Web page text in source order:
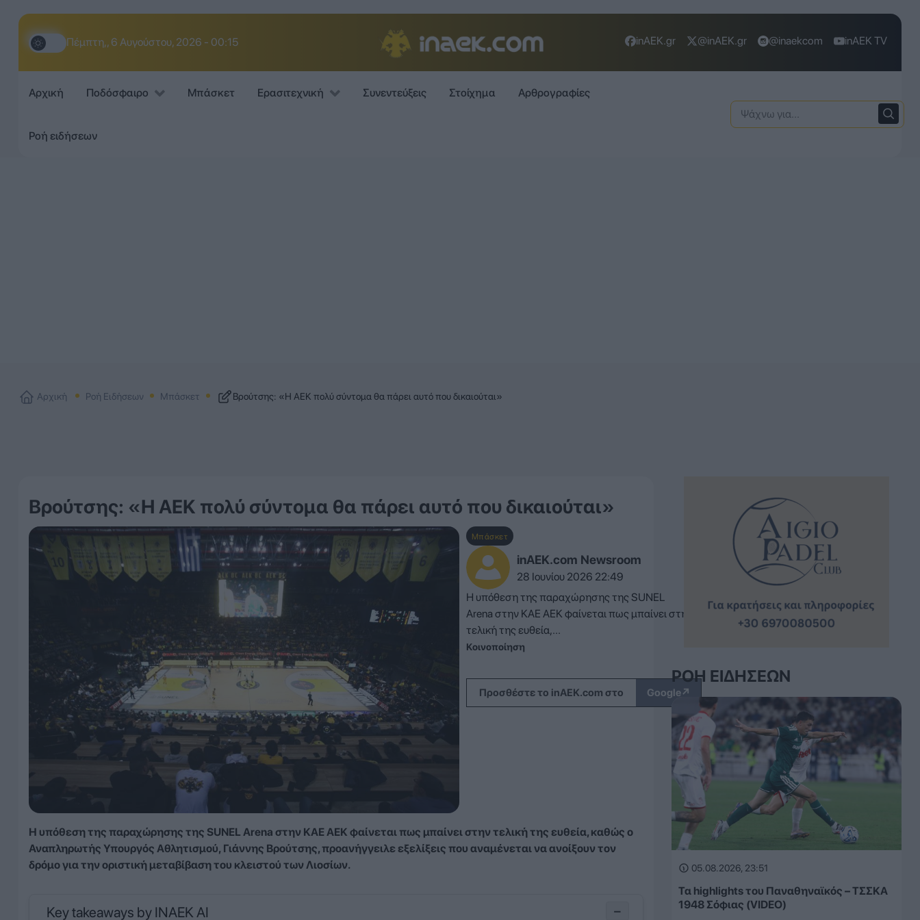
Πέμπτη,, 6 Αυγούστου, 2026 - 00:15 inAEK.gr @inAEK.gr @inaekcom inAEK TV
Αρχική Ποδόσφαιρο Μπάσκετ Ερασιτεχνική Συνεντεύξεις Στοίχημα Αρθρογραφίες
Ροή ειδήσεων
Αρχική Ροή Ειδήσεων Μπάσκετ Βρούτσης: «Η ΑΕΚ πολύ σύντομα θα πάρει αυτό που δικαιούται»
Βρούτσης: «Η ΑΕΚ πολύ σύντομα θα πάρει αυτό που δικαιούται»
Μπάσκετ
inAEK.com Newsroom
28 Ιουνίου 2026 22:49
Η υπόθεση της παραχώρησης της SUNEL
Arena στην ΚΑΕ ΑΕΚ φαίνεται πως μπαίνει στην
τελική της ευθεία,...
Κοινοποίηση
Προσθέστε το inAEK.com στο Google↗
Η υπόθεση της παραχώρησης της SUNEL Arena στην ΚΑΕ ΑΕΚ φαίνεται πως μπαίνει στην τελική της ευθεία, καθώς ο
Αναπληρωτής Υπουργός Αθλητισμού, Γιάννης Βρούτσης, προανήγγειλε εξελίξεις που αναμένεται να ανοίξουν τον
δρόμο για την οριστική μεταβίβαση του κλειστού των Λιοσίων.
Key takeaways by INAEK AI −
ΡΟΉ ΕΙΔΉΣΕΩΝ
05.08.2026, 23:51
Τα highlights του Παναθηναϊκός – ΤΣΣΚΑ
1948 Σόφιας (VIDEO)